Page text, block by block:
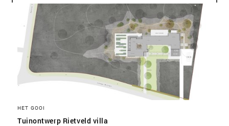
HET GOOI
Tuinontwerp Rietveld villa